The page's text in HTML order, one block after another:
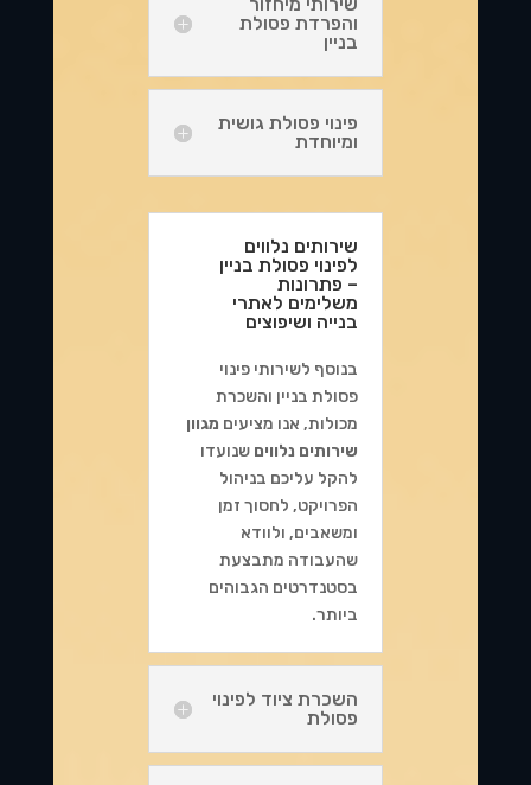
והפרדת פסולת
בניין
פינוי פסולת גושית
ומיוחדת
שירותים נלווים
לפינוי פסולת בניין
– פתרונות
משלימים לאתרי
בנייה ושיפוצים
בנוסף לשירותי פינוי
פסולת בניין והשכרת
מכולות, אנו מציעים מגוון
שירותים נלווים שנועדו
להקל עליכם בניהול
הפרויקט, לחסוך זמן
ומשאבים, ולוודא
שהעבודה מתבצעת
בסטנדרטים הגבוהים
ביותר.
השכרת ציוד לפינוי
פסולת